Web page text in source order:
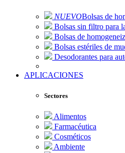
NUEVOBolsas de
Bolsas sin filtro para
Bolsas de
Bolsas estériles de
Desodorantes para
APLICACIONES
Sectores
Alimentos
Farmacéutica
Cosméticos
Ambiente